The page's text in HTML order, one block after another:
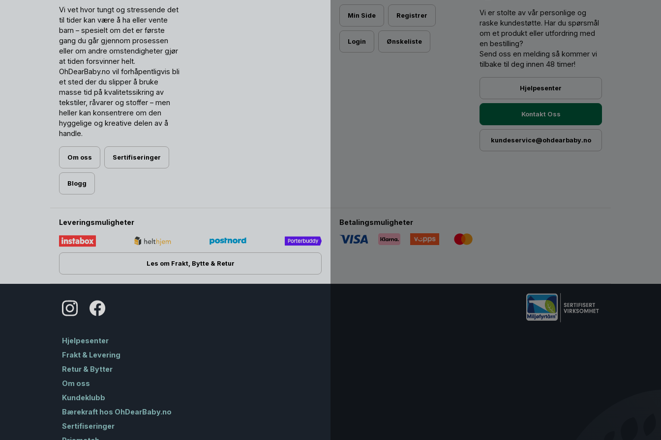
Vi vet hvor tungt og stressende det
til tider kan være å ha eller vente
barn – spesielt om det er første
gang du går gjennom prosessen
eller om andre omstendigheter gjør
at tiden forsvinner helt.
OhDearBaby.no vil forhåpentligvis bli
et sted der du slipper å bruke
masse tid på kvalitetssikring av
tekstiler, råvarer og stoffer – men
heller kan konsentrere om den
hyggelige og kreative delen av å
handle.
Om oss Sertifiseringer
Blogg
Min Side Registrer
Login Ønskeliste
Vi er stolte av vår personlige og
raske kundestøtte. Har du spørsmål
om et produkt eller utfordring med
en bestilling?
Send oss ​​en melding så kommer vi
tilbake til deg innen 48 timer!
Hjelpesenter
Kontakt Oss
kundeservice@ohdearbaby.no
Leveringsmuligheter
Les om Frakt, Bytte & Retur
Betalingsmuligheter
Hjelpesenter
Frakt & Levering
Retur & Bytter
Om oss
Kundeklubb
Bærekraft hos OhDearBaby.no
Sertifiseringer